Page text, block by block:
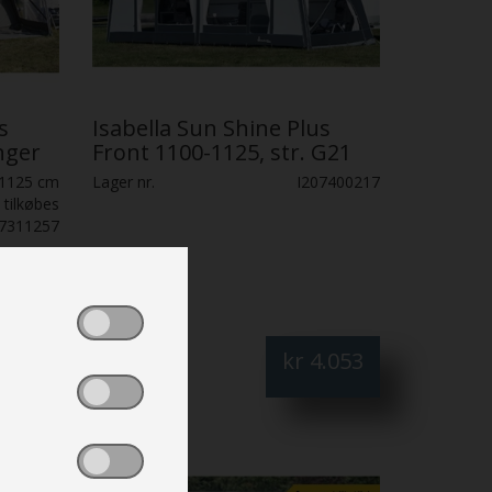
1125 cm
tilkøbes
Isabella Sun Shine Plus
Front 1100-1125, str. G21
Lager nr. I207400217
kr 4.053